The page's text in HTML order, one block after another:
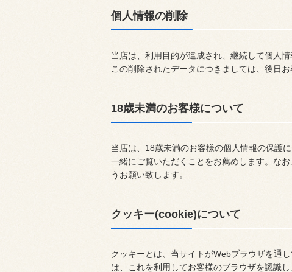
個人情報の削除
当店は、利用目的が達成され、継続して個人
この削除されたデータにつきましては、後日
18歳未満のお客様について
当店は、18歳未満のお客様の個人情報の保護
一緒にご覧いただくことをお薦めします。な
うお願い致します。
クッキー(cookie)について
クッキーとは、当サイトがWebブラウザを通
は、これを利用してお客様のブラウザを認識